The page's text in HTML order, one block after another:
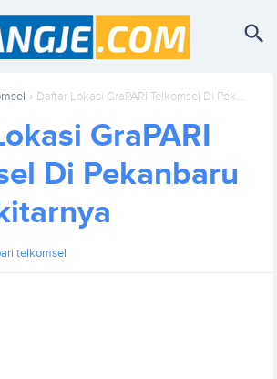
› Daftar Lokasi GraPARI Telkomsel Di Pekanbaru Dan Sekitarnya
GraPARI
Di Pekanbaru
telkomsel